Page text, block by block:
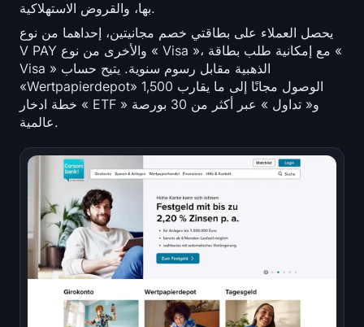
بها، والقروض الاستهلاكية.
يحصل العملاء على بطاقتي خصم مجانيتين، إحداهما من نوع
V PAY والأخرى من نوع « Visa »، مع إمكانية طلب بطاقة «
Visa » الذهبية مقابل رسوم سنوية. يتيح حساب
«Wertpapierdepot» الوصول مجانًا إلى ما يقارب 1,500
خطة ادخار « ETF » و« تداول » عبر أكثر من 30 بورصة
عالمية.